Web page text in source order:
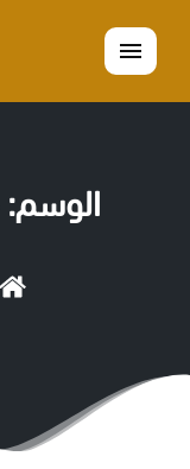
القائمة
الوسم: